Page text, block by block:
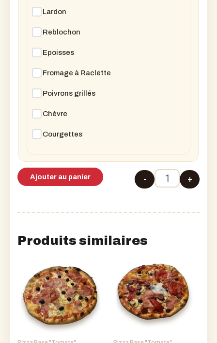
Lardon
Reblochon
Epoisses
Fromage à Raclette
Poivrons grillés
Chèvre
Courgettes
quantité de
- +
Ajouter au panier
Produits similaires